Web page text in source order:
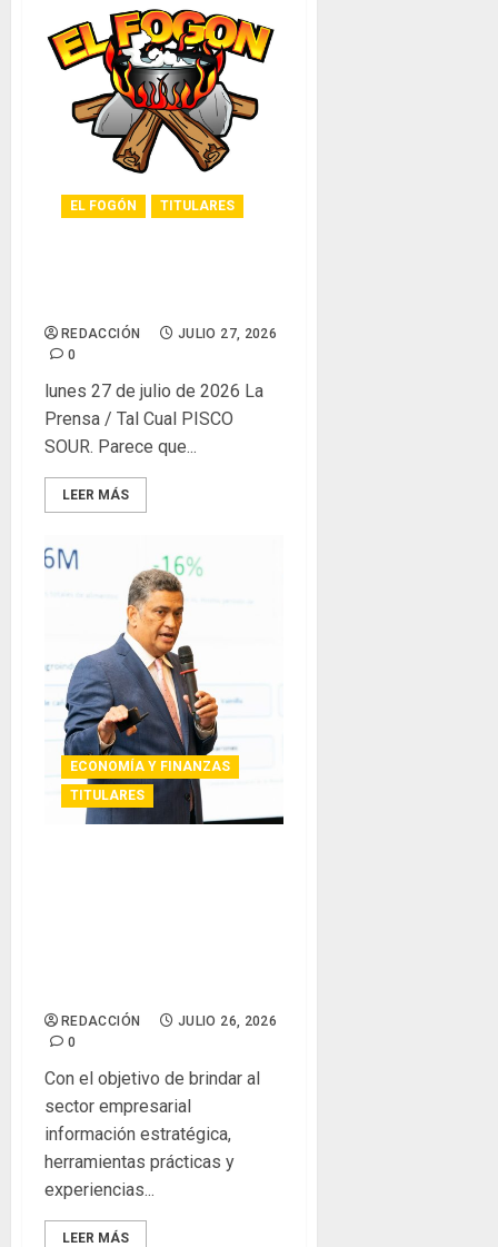
EL FOGÓN TITULARES
REDACCIÓN
JULIO 27, 2026
0
lunes 27 de julio de 2026 La
Prensa / Tal Cual PISCO
SOUR. Parece que...
LEER MÁS
ECONOMÍA Y FINANZAS
TITULARES
REDACCIÓN
JULIO 26, 2026
0
Con el objetivo de brindar al
sector empresarial
información estratégica,
herramientas prácticas y
experiencias...
LEER MÁS